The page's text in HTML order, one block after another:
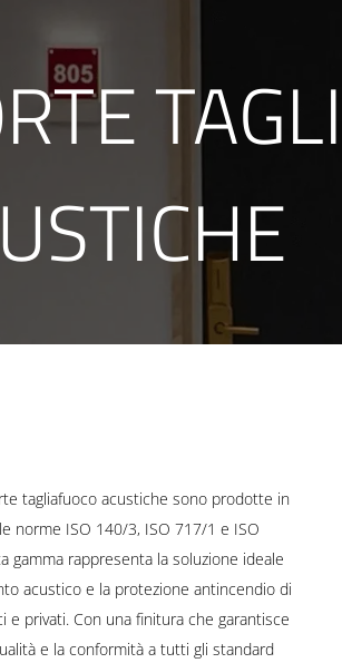
tagliafuoco acustiche sono prodotte in
norme ISO 140/3, ISO 717/1 e ISO
gamma rappresenta la soluzione ideale
acustico e la protezione antincendio di
e privati. Con una finitura che garantisce
e la conformità a tutti gli standard